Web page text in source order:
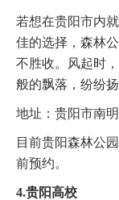
若想在贵阳市内
佳的选择，森林
不胜收。风起时
般的飘落，纷纷
地址：贵阳市南
目前贵阳森林公
前预约。
4.贵阳高校